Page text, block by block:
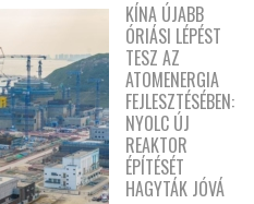
KÍNA ÚJABB
ÓRIÁSI LÉPÉST
TESZ AZ
ATOMENERGIA
FEJLESZTÉSÉBEN:
NYOLC ÚJ
REAKTOR
ÉPÍTÉSÉT
HAGYTÁK JÓVÁ